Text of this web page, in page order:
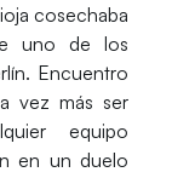
cosechaba
uno de los
. Encuentro
vez más ser
equipo
en un duelo